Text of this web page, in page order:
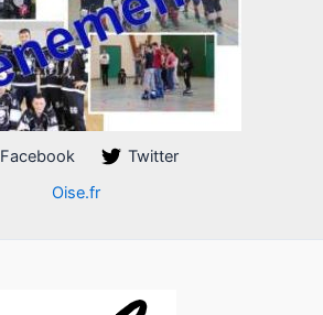
Facebook
Twitter
Oise.fr